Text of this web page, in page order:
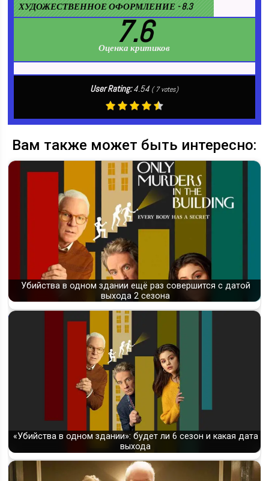
ХУДОЖЕСТВЕННОЕ ОФОРМЛЕНИЕ - 8.3
7.6
Оценка критиков
User Rating:4.54 (7votes)
Вам также может быть интересно:
Убийства в одном здании ещё раз совершится с датой
выхода 2 сезона
«Убийства в одном здании»: будет ли 6 сезон и какая дата
выхода